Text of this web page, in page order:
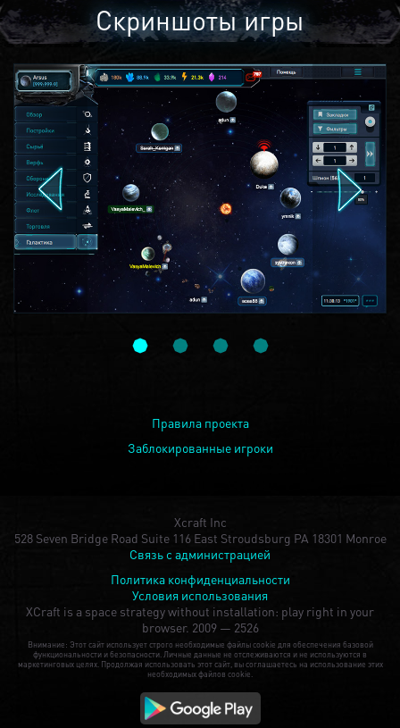
Скриншоты игры
Правила проекта
Заблокированные игроки
Xcraft Inc
528 Seven Bridge Road Suite 116 East Stroudsburg PA 18301 Monroe
Связь с администрацией
Политика конфиденциальности
Условия использования
XCraft is a space strategy without installation: play right in your
browser. 2009 — 2526
Внимание: Этот сайт использует строго необходимые файлы cookie для обеспечения базовой
функциональности и безопасности. Личные данные не отслеживаются и не используются в
маркетинговых целях. Продолжая использовать этот сайт, вы соглашаетесь на использование этих
необходимых файлов cookie.